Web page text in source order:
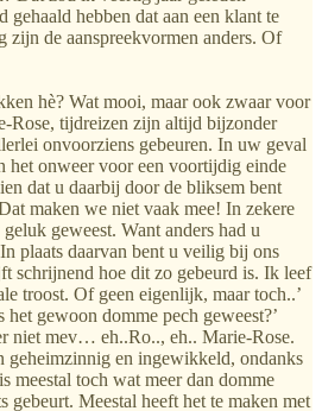
hebben dat aan een klant te
zijn de aanspreekvormen anders. Of
hè? Wat mooi, maar ook zwaar voor
Rose, tijdreizen zijn altijd bijzonder
onvoorziens gebeuren. In uw geval
het onweer voor een voortijdig einde
dat u daarbij door de bliksem bent
maken we niet vaak mee! In zekere
geweest. Want anders had u
plaats daarvan bent u veilig bij ons
schrijnend hoe dit zo gebeurd is. Ik leef
troost. Of geen eigenlijk, maar toch..’
het gewoon domme pech geweest?’
niet mev… eh..Ro.., eh.. Marie-Rose.
geheimzinnig en ingewikkeld, ondanks
meestal toch wat meer dan domme
gebeurt. Meestal heeft het te maken met